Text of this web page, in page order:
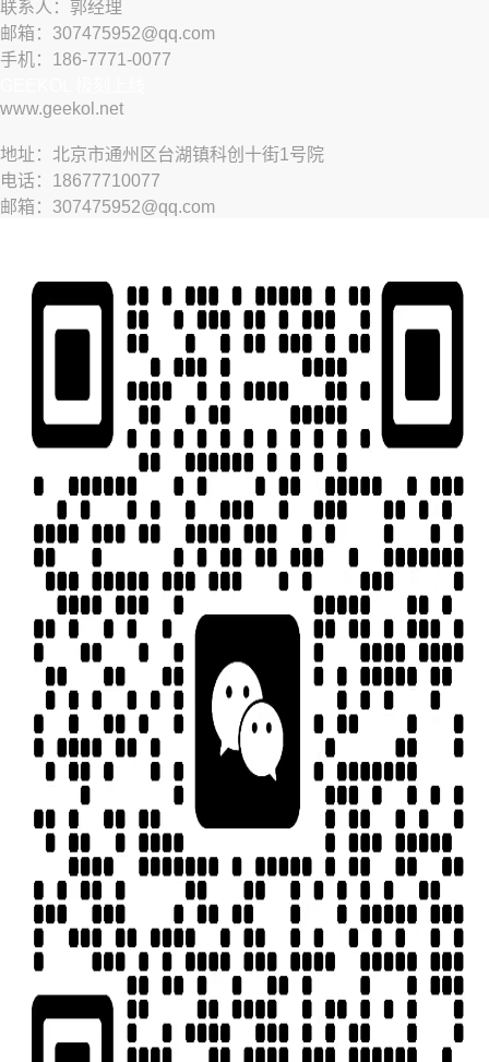
联系人：郭经理
邮箱：307475952@qq.com
手机：186-7771-0077
www.geekol.net
地址：北京市通州区台湖镇科创十街1号院
电话：18677710077
邮箱：307475952@qq.com